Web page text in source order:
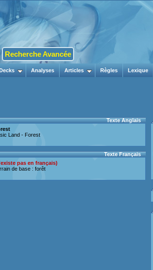
Recherche Avancée
Analyses Articles Règles Lexique
Texte Anglais
Land - Forest
Texte Français
pas en français)
de base : forêt